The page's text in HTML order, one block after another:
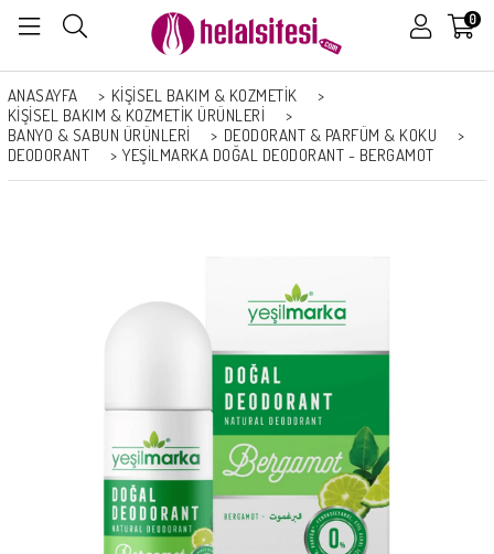
0
ANASAYFA > KİŞİSEL BAKIM & KOZMETİK
>
KİŞİSEL BAKIM & KOZMETİK ÜRÜNLERİ
>
BANYO & SABUN ÜRÜNLERI
> DEODORANT & PARFÜM & KOKU
>
DEODORANT
> YEŞILMARKA DOĞAL DEODORANT - BERGAMOT